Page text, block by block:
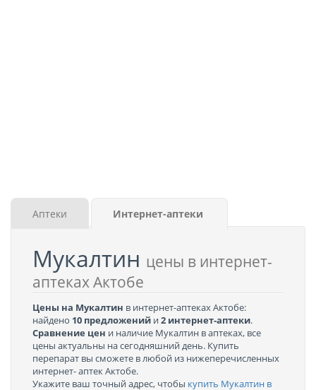
Аптеки Интернет-аптеки
Мукалтин цены в интернет-
аптеках Актобе
Цены на Мукалтин в интернет-аптеках Актобе:
найдено 10 предложений и2 интернет-аптеки.
Сравнение цен и наличие Мукалтин в аптеках, все
цены актуальны на сегодняшний день. Купить
перепарат вы сможете в любой из нижеперечисленных
интернет- аптек Актобе.
Укажите ваш точный адрес, чтобы купить Мукалтин в